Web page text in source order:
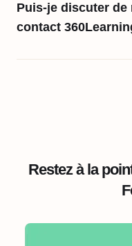
Puis-je discuter de
contact
Restez à la